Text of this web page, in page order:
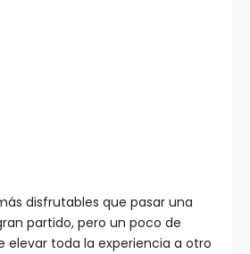
disfrutables que pasar una
partido, pero un poco de
elevar toda la experiencia a otro